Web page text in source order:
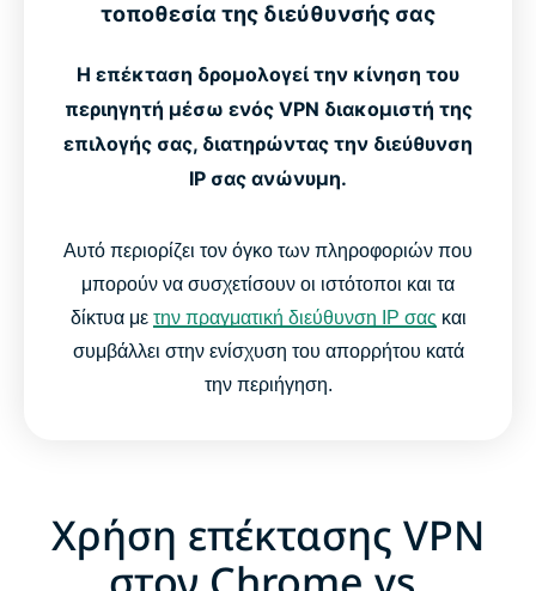
τοποθεσία της διεύθυνσής σας
Η επέκταση δρομολογεί την κίνηση του
περιηγητή μέσω ενός VPN διακομιστή της
επιλογής σας, διατηρώντας την διεύθυνση
IP σας ανώνυμη.
Αυτό περιορίζει τον όγκο των πληροφοριών που
μπορούν να συσχετίσουν οι ιστότοποι και τα
δίκτυα με την πραγματική διεύθυνση IP σας και
συμβάλλει στην ενίσχυση του απορρήτου κατά
την περιήγηση.
Χρήση επέκτασης VPN